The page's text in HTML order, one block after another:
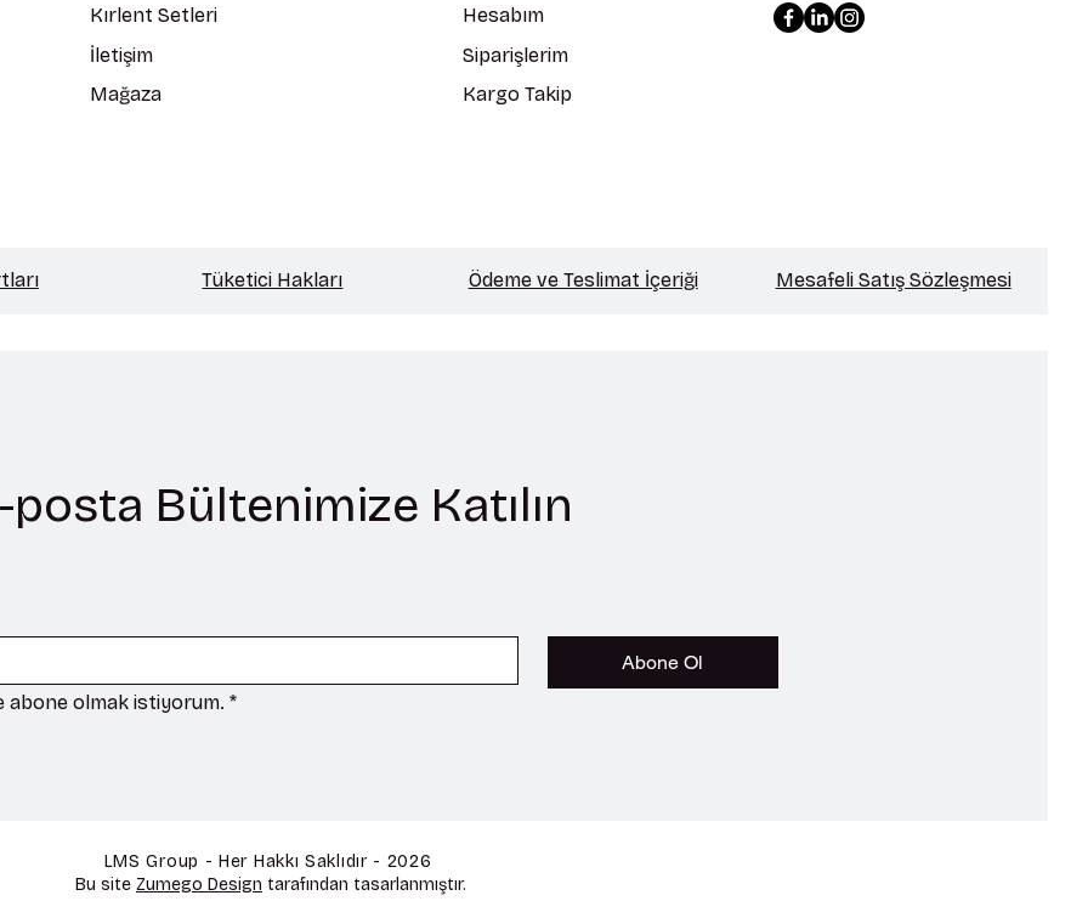
Kırlent Setleri
İletişim
Mağaza
Hesabım
Siparişlerim
Kargo Takip
Tüketici Hakları Ödeme ve Teslimat İçeriği Mesafeli Satış Sözleşmesi
posta Bültenimize Katılın
Abone Ol
abone olmak istiyorum. *
LMS Group - Her Hakkı Saklıdır - 2026
Bu site Zumego Design tarafından tasarlanmıştır.